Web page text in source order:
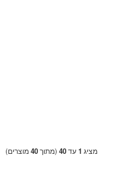
מציג 1עד40 (מתוך40מוצרים)